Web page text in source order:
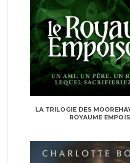
LA TRILOGIE DES
ROYAUME